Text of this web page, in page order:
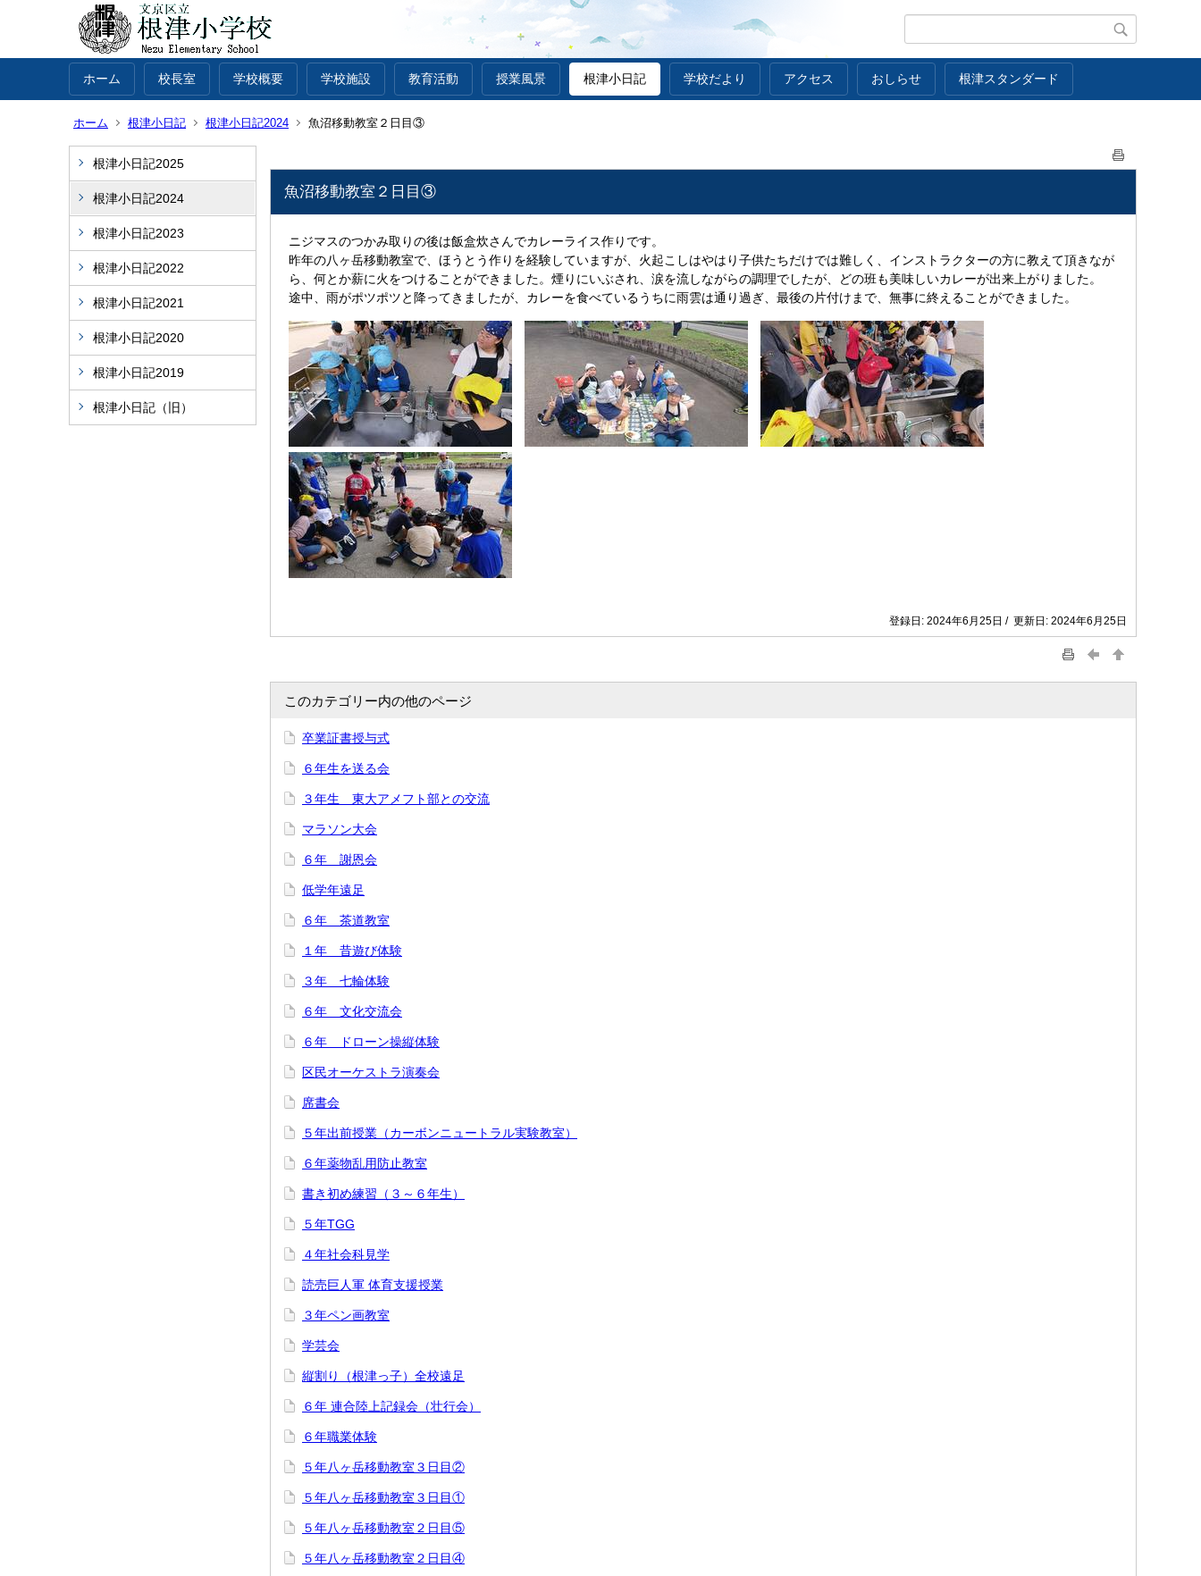
ホーム 校長室 学校概要 学校施設 教育活動 授業風景 根津小日記 学校だより アクセス おしらせ 根津スタンダード
ホーム 根津小日記 根津小日記2024 魚沼移動教室２日目③
根津小日記2025
根津小日記2024
根津小日記2023
根津小日記2022
根津小日記2021
根津小日記2020
根津小日記2019
根津小日記（旧）
魚沼移動教室２日目③
ニジマスのつかみ取りの後は飯盒炊さんでカレーライス作りです。
昨年の八ヶ岳移動教室で、ほうとう作りを経験していますが、火起こしはやはり子供たちだけでは難しく、インストラクターの方に教えて頂きなが
ら、何とか薪に火をつけることができました。煙りにいぶされ、涙を流しながらの調理でしたが、どの班も美味しいカレーが出来上がりました。
途中、雨がポツポツと降ってきましたが、カレーを食べているうちに雨雲は通り過ぎ、最後の片付けまで、無事に終えることができました。
登録日: 2024年6月25日 / 更新日: 2024年6月25日
このカテゴリー内の他のページ
卒業証書授与式
６年生を送る会
３年生 東大アメフト部との交流
マラソン大会
６年 謝恩会
低学年遠足
６年 茶道教室
１年 昔遊び体験
３年 七輪体験
６年 文化交流会
６年 ドローン操縦体験
区民オーケストラ演奏会
席書会
５年出前授業（カーボンニュートラル実験教室）
６年薬物乱用防止教室
書き初め練習（３～６年生）
５年TGG
４年社会科見学
読売巨人軍 体育支援授業
３年ペン画教室
学芸会
縦割り（根津っ子）全校遠足
６年 連合陸上記録会（壮行会）
６年職業体験
５年八ヶ岳移動教室３日目②
５年八ヶ岳移動教室３日目①
５年八ヶ岳移動教室２日目⑤
５年八ヶ岳移動教室２日目④